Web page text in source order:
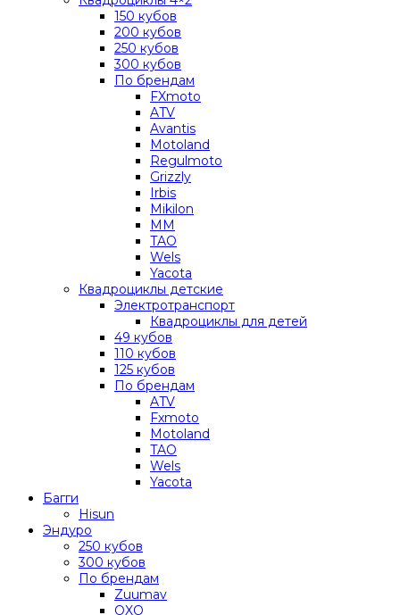
150 кубов
200 кубов
250 кубов
300 кубов
По брендам
FXmoto
ATV
Avantis
Motoland
Regulmoto
Grizzly
Irbis
Mikilon
MM
TAO
Wels
Yacota
Квадроциклы детские
Электротранспорт
Квадроциклы для детей
49 кубов
110 кубов
125 кубов
По брендам
ATV
Fxmoto
Motoland
TAO
Wels
Yacota
Багги
Hisun
Эндуро
250 кубов
300 кубов
По брендам
Zuumav
OXO